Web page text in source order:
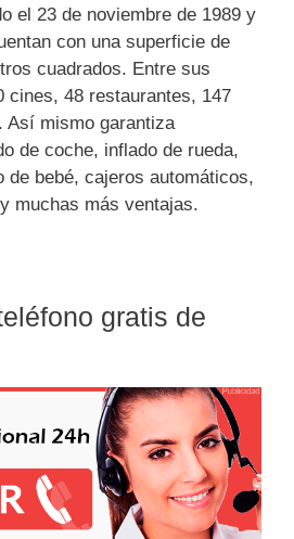
el 23 de noviembre de 1989 y
con una superficie de
cuadrados. Entre sus
cines, 48 restaurantes, 147
Así mismo garantiza
de coche, inflado de rueda,
de bebé, cajeros automáticos,
muchas más ventajas.
gratis de